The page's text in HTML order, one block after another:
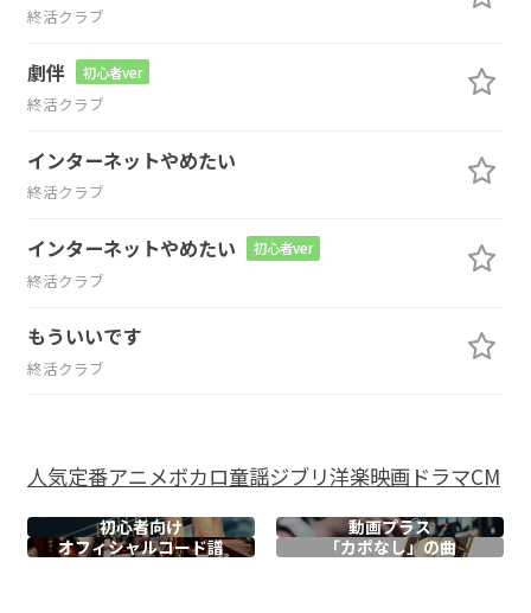
終活クラブ
劇伴 初心者ver
終活クラブ
インターネットやめたい
終活クラブ
インターネットやめたい 初心者ver
終活クラブ
もういいです
終活クラブ
人気定番アニメボカロ童謡ジブリ洋楽映画ドラマCM
初心者向け
動画プラス
オフィシャルコード譜 「カポなし」の曲